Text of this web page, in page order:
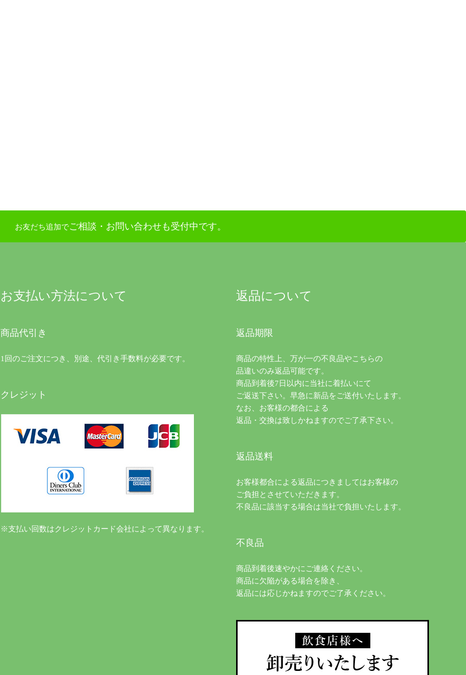
お友だち追加でご相談・お問い合わせも受付中です。
お支払い方法について
商品代引き
1回のご注文につき、別途、代引き手数料が必要です。
クレジット
※支払い回数はクレジットカード会社によって異なります。
返品について
返品期限
商品の特性上、万が一の不良品やこちらの
品違いのみ返品可能です。
商品到着後7日以内に当社に着払いにて
ご返送下さい。早急に新品をご送付いたします。
なお、お客様の都合による
返品・交換は致しかねますのでご了承下さい。
返品送料
お客様都合による返品につきましてはお客様の
ご負担とさせていただきます。
不良品に該当する場合は当社で負担いたします。
不良品
商品到着後速やかにご連絡ください。
商品に欠陥がある場合を除き、
返品には応じかねますのでご了承ください。